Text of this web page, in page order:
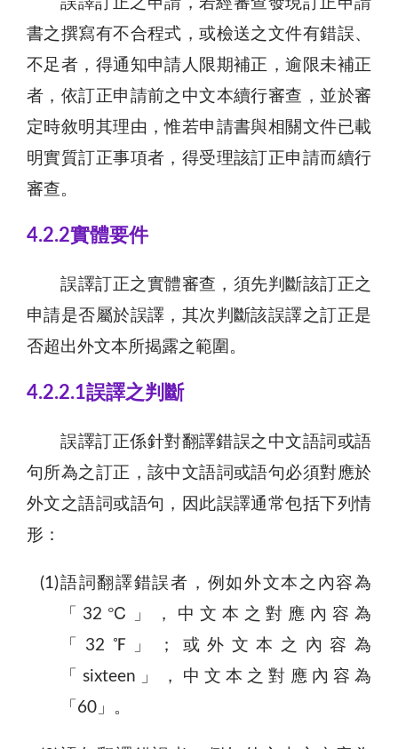
書之撰寫有不合程式，或檢送之文件有錯誤、
不足者，得通知申請人限期補正，逾限未補正
者，依訂正申請前之中文本續行審查，並於審
定時敘明其理由，惟若申請書與相關文件已載
明實質訂正事項者，得受理該訂正申請而續行
審查。
4.2.2實體要件
誤譯訂正之實體審查，須先判斷該訂正之
申請是否屬於誤譯，其次判斷該誤譯之訂正是
否超出外文本所揭露之範圍。
4.2.2.1誤譯之判斷
誤譯訂正係針對翻譯錯誤之中文語詞或語
句所為之訂正，該中文語詞或語句必須對應於
外文之語詞或語句，因此誤譯通常包括下列情
形：
(1)語詞翻譯錯誤者，例如外文本之內容為
「32℃」，中文本之對應內容為
「32℉」；或外文本之內容為
「sixteen」，中文本之對應內容為
「60」。